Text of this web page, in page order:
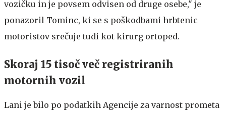
vozičku in je povsem odvisen od druge osebe," je
ponazoril Tominc, ki se s poškodbami hrbtenic
motoristov srečuje tudi kot kirurg ortoped.
Skoraj 15 tisoč več registriranih
motornih vozil
Lani je bilo po podatkih Agencije za varnost prometa